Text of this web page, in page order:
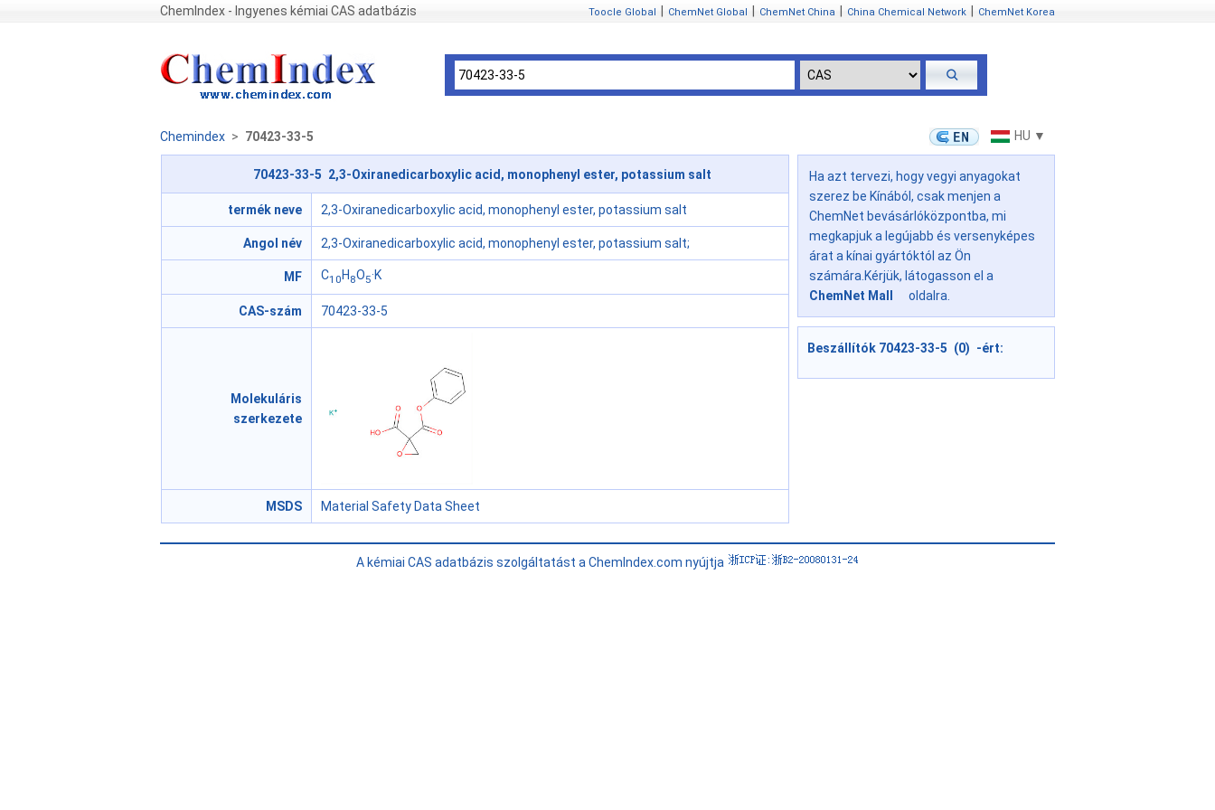
ChemIndex - Ingyenes kémiai CAS adatbázis Toocle Global ChemNet Global ChemNet China China Chemical Network ChemNet Korea
Chemindex > 70423-33-5 HU ▼
70423-33-5 2,3-Oxiranedicarboxylic acid, monophenyl ester, potassium salt
termék neve 2,3-Oxiranedicarboxylic acid, monophenyl ester, potassium salt
Angol név 2,3-Oxiranedicarboxylic acid, monophenyl ester, potassium salt;
MF C10 H 8O5·K
CAS-szám 70423-33-5
Molekuláris
szerkezete
MSDS Material Safety Data Sheet
Ha azt tervezi, hogy vegyi anyagokat
szerez be Kínából, csak menjen a
ChemNet bevásárlóközpontba, mi
megkapjuk a legújabb és versenyképes
árat a kínai gyártóktól az Ön
számára.Kérjük, látogasson el a
ChemNet Mall
oldalra.
Beszállítók 70423-33-5 (0) -ért:
A kémiai CAS adatbázis szolgáltatást a ChemIndex.com nyújtja